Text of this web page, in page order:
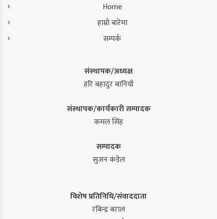
Home
हाम्रो बारेमा
सम्पर्क
संस्थापक/अध्यक्ष
हरि बहादुर बानियाँ
संस्थापक/कार्यकारी सम्पादक
कमल सिंह
सम्पादक
सुजन कंडेल
विशेष प्रतिनिधि/संवाददाता
रबिन्द्र बराल